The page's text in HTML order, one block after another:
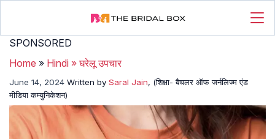
SPONSORED
Home » Hindi »घरेलू उपचार
June 14, 2024 Written by Saral Jain, (शिक्षा- बैचलर ऑफ जर्नलिज्म एंड
मीडिया कम्युनिकेशन)